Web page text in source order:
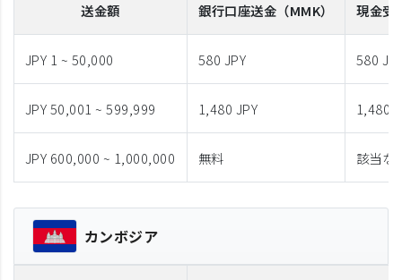
送金額 銀行口座送金 （MMK） 現金受
JPY 1 ~ 50,000 580 JPY 580
JPY 50,001 ~ 599,999 1,480 JPY 1,480
JPY 600,000 ~ 1,000,000 無料 該当な
カンボジア